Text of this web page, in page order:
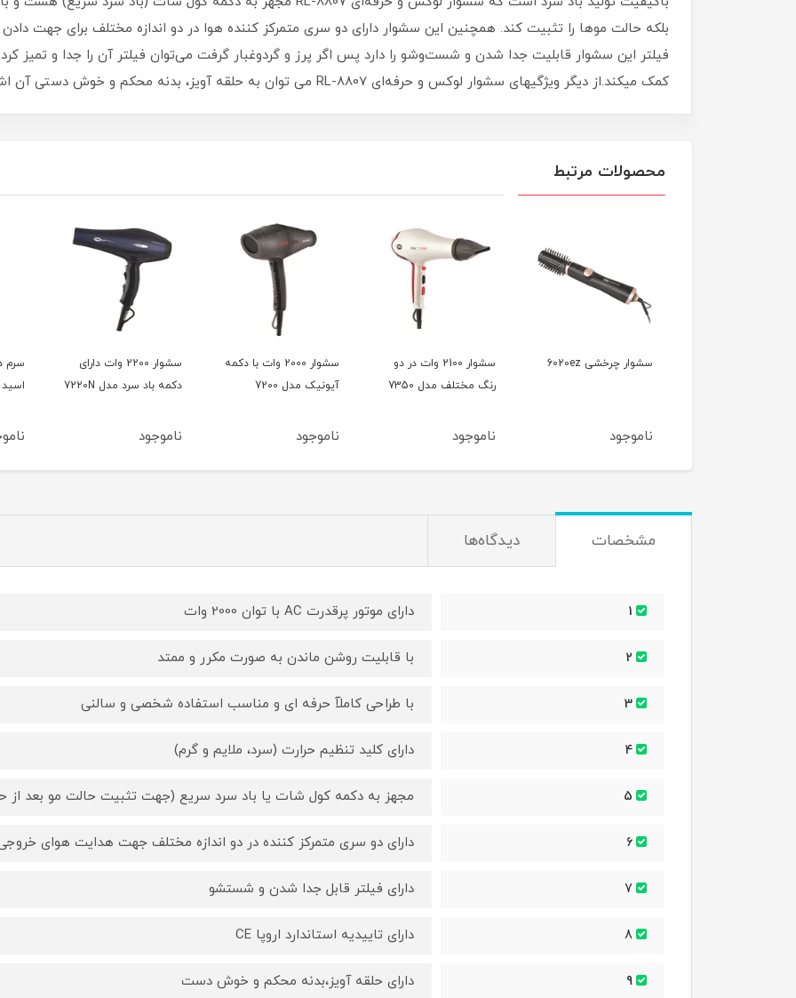
بلکه حالت موها را تثبیت کند. همچنین این سشوار دارای دو سری متمرکز کننده هوا در دو اندازه مختلف برای جهت
فیلتر این سشوار قابلیت جدا شدن و شست‌وشو را دارد پس اگر پرز و گردوغبار گرفت می‌توان فیلتر آن را جدا و تمیز
کمک میکند.از دیگر ویژگیهای سشوار لوکس و حرفه‌ای RL-8807 می توان به حلقه آویز، بدنه محکم و خوش دستی آن اشاره کرد.
محصولات مرتبط
سشوار چرخشی 6020ez
ناموجود
سشوار 2100 وات در دو
رنگ مختلف مدل 7350
ناموجود
سشوار 2000 وات با دکمه
آیونیک مدل 7200
ناموجود
سشوار 2200 وات دارای
دکمه باد سرد مدل 7220N
ناموجود
سرم
اسید 15میل
مشخصات دیدگاه‌ها
دارای موتور پرقدرت AC با توان 2000 وات
با قابلیت روشن ماندن به صورت مکرر و ممتد
با طراحی کاملآ حرفه ای و مناسب استفاده شخصی و سالنی
دارای کلید تنظیم حرارت (سرد، ملایم و گرم)
مجهز به دکمه کول شات یا باد سرد سریع (جهت تثبیت حالت مو بعد از
دارای دو سری متمرکز کننده در دو اندازه مختلف جهت هدایت هوای
دارای فیلتر قابل جدا شدن و شستشو
دارای تاییدیه استاندارد اروپا CE
دارای حلقه آویز،بدنه محکم و خوش دست